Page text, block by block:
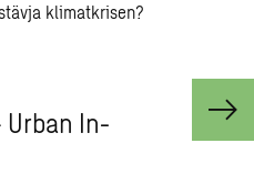
klimatkrisen?
Urban In­